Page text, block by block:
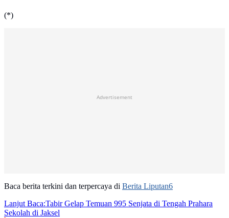
(*)
Advertisement
Baca berita terkini dan terpercaya di Berita Liputan6
Lanjut Baca:Tabir Gelap Temuan 995 Senjata di Tengah Prahara
Sekolah di Jaksel